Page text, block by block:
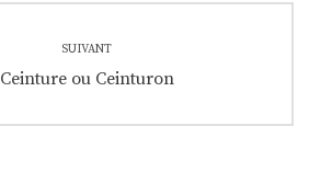
SUIVANT
Next
Ceinture ou Ceinturon